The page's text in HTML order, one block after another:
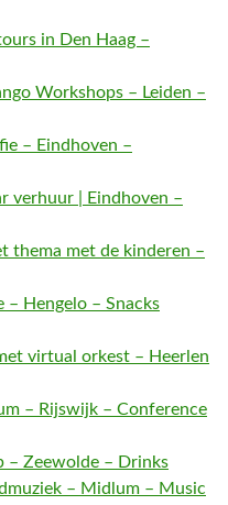
in Den Haag –
Workshops – Leiden –
– Eindhoven –
verhuur | Eindhoven –
thema met de kinderen –
– Hengelo – Snacks
virtual orkest – Heerlen
– Rijswijk – Conference
– Zeewolde – Drinks
– Midlum – Music